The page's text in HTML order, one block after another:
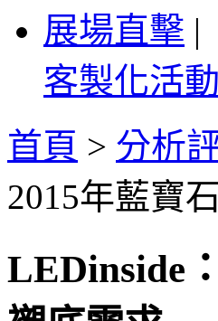
展場直擊 |
客製化活動
首頁 > 分析
2015年藍寶
LEDinside